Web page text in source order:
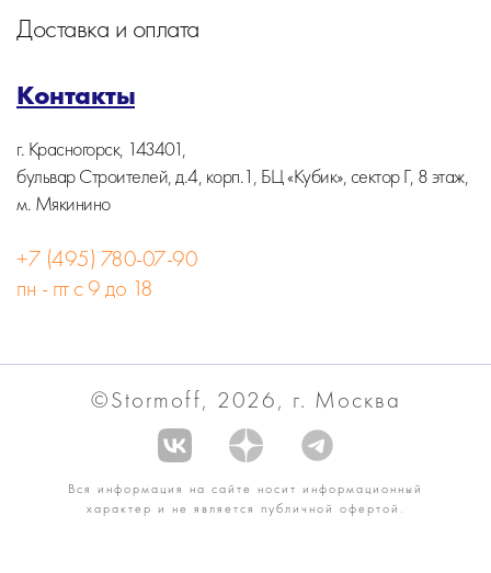
Доставка и оплата
Контакты
г. Красногорск, 143401,
бульвар Строителей, д.4, корп.1, БЦ «Кубик», сектор Г, 8 этаж,
м. Мякинино
+7 (495) 780-07-90
пн - пт с 9 до 18
©Stormoff, 2026, г. Москва
Вся информация на сайте носит информационный
характер и не является публичной офертой.